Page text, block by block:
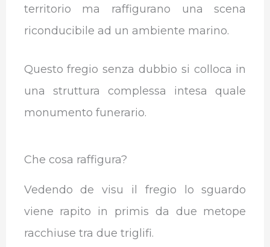
territorio ma raffigurano una scena
riconducibile ad un ambiente marino.
Questo fregio senza dubbio si colloca in
una struttura complessa intesa quale
monumento funerario.
Che cosa raffigura?
Vedendo de visu il fregio lo sguardo
viene rapito in primis da due metope
racchiuse tra due triglifi.